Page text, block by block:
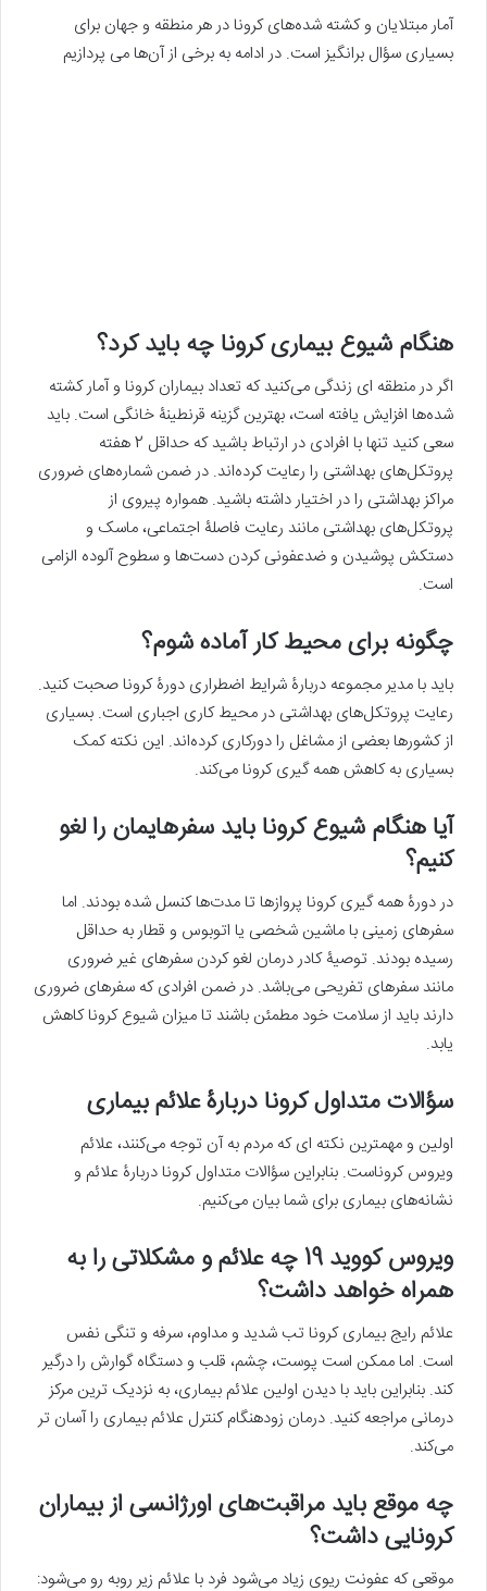
آمار مبتلایان و کشته شده‌های کرونا در هر منطقه و جهان برای
بسیاری سؤال برانگیز است. در ادامه به برخی از آن‌ها می پردازیم
هنگام شیوع بیماری کرونا چه باید کرد؟
اگر در منطقه ای زندگی می‌کنید که تعداد بیماران کرونا و آمار کشته
شده‌ها افزایش یافته است، بهترین گزینه قرنطینۀ خانگی است. باید
سعی کنید تنها با افرادی در ارتباط باشید که حداقل 2 هفته
پروتکل‌های بهداشتی را رعایت کرده‌اند. در ضمن شماره‌های ضروری
مراکز بهداشتی را در اختیار داشته باشید. همواره پیروی از
پروتکل‌های بهداشتی مانند رعایت فاصلۀ اجتماعی، ماسک و
دستکش پوشیدن و ضدعفونی کردن دست‌ها و سطوح آلوده الزامی
است.
چگونه برای محیط کار آماده شوم؟
باید با مدیر مجموعه دربارۀ شرایط اضطراری دورۀ کرونا صحبت کنید.
رعایت پروتکل‌های بهداشتی در محیط کاری اجباری است. بسیاری
از کشورها بعضی از مشاغل را دورکاری کرده‌اند. این نکته کمک
بسیاری به کاهش همه گیری کرونا می‌کند.
آیا هنگام شیوع کرونا باید سفرهایمان را لغو
کنیم؟
در دورۀ همه گیری کرونا پروازها تا مدت‌ها کنسل شده بودند. اما
سفرهای زمینی با ماشین شخصی یا اتوبوس و قطار به حداقل
رسیده بودند. توصیۀ کادر درمان لغو کردن سفرهای غیر ضروری
مانند سفرهای تفریحی می‌باشد. در ضمن افرادی که سفرهای ضروری
دارند باید از سلامت خود مطمئن باشند تا میزان شیوع کرونا کاهش
یابد.
اولین و مهمترین نکته ای که مردم به آن توجه می‌کنند، علائم
ویروس کروناست. بنابراین سؤالات متداول کرونا دربارۀ علائم و
نشانه‌های بیماری برای شما بیان می‌کنیم.
ویروس کووید 19 چه علائم و مشکلاتی را به
همراه خواهد داشت؟
علائم رایج بیماری کرونا تب شدید و مداوم، سرفه و تنگی نفس
است. اما ممکن است پوست، چشم، قلب و دستگاه گوارش را درگیر
کند. بنابراین باید با دیدن اولین علائم بیماری، به نزدیک ترین مرکز
درمانی مراجعه کنید. درمان زودهنگام کنترل علائم بیماری را آسان تر
می‌کند.
چه موقع باید مراقبت‌های اورژانسی از بیماران
کرونایی داشت؟
موقعی که عفونت ریوی زیاد می‌شود فرد با علائم زیر روبه رو می‌شود: